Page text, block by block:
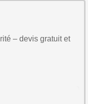
– devis gratuit et